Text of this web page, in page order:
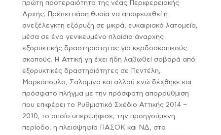
πρώτη προτεραιότητα της νέας Περιφερειακής
Αρχής. Πρέπει πάση θυσία να αποφευχθεί η
ανεξέλεγκτη εξόρυξη σε μικρά, ευκαιριακά λατομεία,
μέσα σε ένα γενικευμένο πλαίσιο άναρχης
εξορυκτικής δραστηριότητας για κερδοσκοπικούς
σκοπούς. Η Αττική γη έχει ήδη λαβωθεί σοβαρά από
εξορυκτικές δραστηριότητες σε Πεντέλη,
Μαρκόπουλο, Σαλαμίνα και αλλού ενώ δέχθηκε και
πρόσφατο πλήγμα με την πρόσφατη απορρύθμιση
που επιφέρει το Ρυθμιστικό Σχέδιο Αττικής 2014 –
2010, το οποίο υπερψήφισε, την προηγούμενη
περίοδο, η πλειοψηφία ΠΑΣΟΚ και ΝΔ, στο